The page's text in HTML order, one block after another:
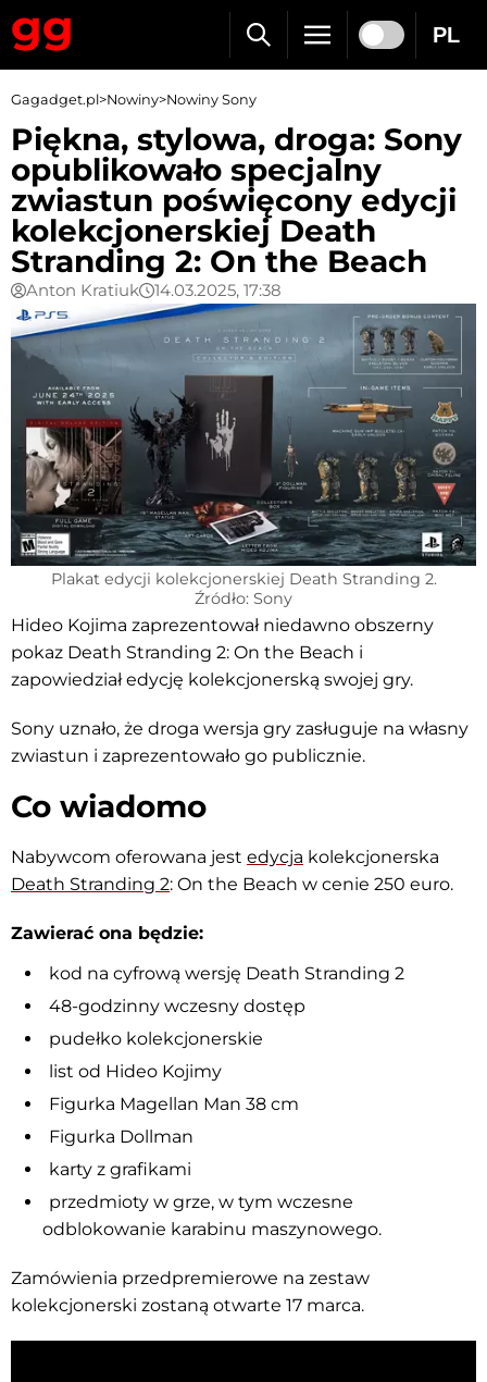
PL
Gagadget.pl>Nowiny>Nowiny Sony
Piękna, stylowa, droga: Sony
opublikowało specjalny
zwiastun poświęcony edycji
kolekcjonerskiej Death
Stranding 2: On the Beach
Anton Kratiuk 14.03.2025, 17:38
Plakat edycji kolekcjonerskiej Death Stranding 2.
Źródło: Sony
Hideo Kojima zaprezentował niedawno obszerny
pokaz Death Stranding 2: On the Beach i
zapowiedział edycję kolekcjonerską swojej gry.
Sony uznało, że droga wersja gry zasługuje na własny
zwiastun i zaprezentowało go publicznie.
Co wiadomo
Nabywcom oferowana jest edycja kolekcjonerska
Death Stranding 2: On the Beach w cenie 250 euro.
Zawierać ona będzie:
kod na cyfrową wersję Death Stranding 2
48-godzinny wczesny dostęp
pudełko kolekcjonerskie
list od Hideo Kojimy
Figurka Magellan Man 38 cm
Figurka Dollman
karty z grafikami
przedmioty w grze, w tym wczesne
odblokowanie karabinu maszynowego.
Zamówienia przedpremierowe na zestaw
kolekcjonerski zostaną otwarte 17 marca.